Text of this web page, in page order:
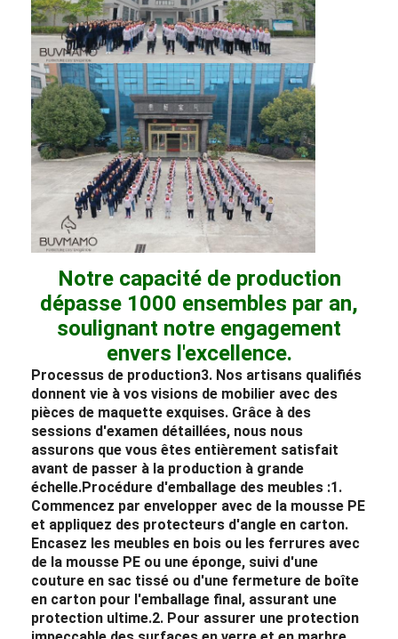
Notre capacité de production
dépasse 1000 ensembles par an,
soulignant notre engagement
envers l'excellence.
Processus de production3. Nos artisans qualifiés
donnent vie à vos visions de mobilier avec des
pièces de maquette exquises. Grâce à des
sessions d'examen détaillées, nous nous
assurons que vous êtes entièrement satisfait
avant de passer à la production à grande
échelle.Procédure d'emballage des meubles :1.
Commencez par envelopper avec de la mousse PE
et appliquez des protecteurs d'angle en carton.
Encasez les meubles en bois ou les ferrures avec
de la mousse PE ou une éponge, suivi d'une
couture en sac tissé ou d'une fermeture de boîte
en carton pour l'emballage final, assurant une
protection ultime.2. Pour assurer une protection